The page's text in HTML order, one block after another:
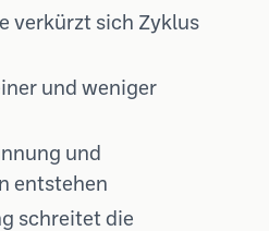
verkürzt sich Zyklus
und weniger
und
entstehen
schreitet die